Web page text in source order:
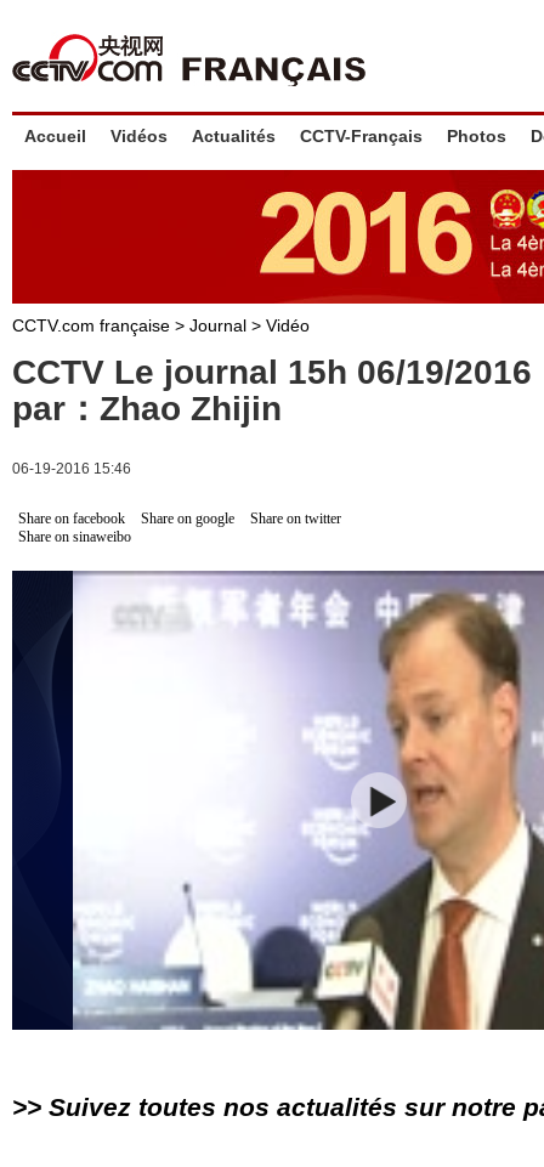
Accueil Vidéos Actualités CCTV-Français Photos
CCTV.com française > Journal > Vidéo
CCTV Le journal 15h 06/19/
par：Zhao Zhijin
06-19-2016 15:46
Share on facebook Share on google
Share on twitter
Share on sinaweibo
>> Suivez toutes nos actualités sur notre